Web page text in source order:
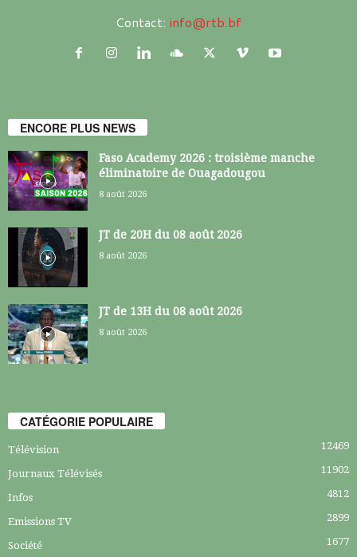
Contact: info@rtb.bf
ENCORE PLUS NEWS
Faso Academy 2026 : troisième manche
éliminatoire de Ouagadougou
8 août 2026
JT de 20H du 08 août 2026
8 août 2026
JT de 13H du 08 août 2026
8 août 2026
CATÉGORIE POPULAIRE
Télévision 12469
Journaux Télévisés 11902
Infos 4812
Emissions TV 2899
Société 1677